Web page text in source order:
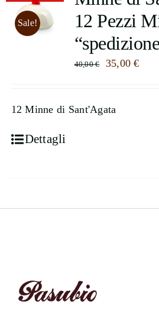
Contatti
Sale!
12 Pezzi
40,00€
Il
era:
35,00€Il
12 Minne di Sant'Agata
Dettagli